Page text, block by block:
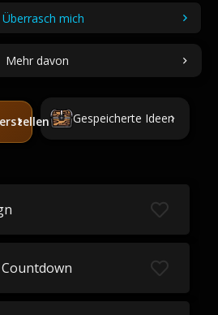
Überrasch mich
Mehr davon
Gespeicherte Ideen